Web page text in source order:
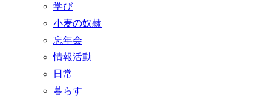
学び
小麦の奴隷
忘年会
情報活動
日常
暮らす